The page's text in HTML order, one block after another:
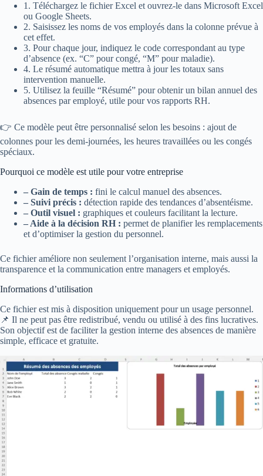
1. Téléchargez le fichier Excel et ouvrez-le dans Microsoft Excel
ou Google Sheets.
2. Saisissez les noms de vos employés dans la colonne prévue à
cet effet.
3. Pour chaque jour, indiquez le code correspondant au type
d’absence (ex. “C” pour congé, “M” pour maladie).
4. Le résumé automatique mettra à jour les totaux sans
intervention manuelle.
5. Utilisez la feuille “Résumé” pour obtenir un bilan annuel des
absences par employé, utile pour vos rapports RH.
👉 Ce modèle peut être personnalisé selon les besoins : ajout de
colonnes pour les demi-journées, les heures travaillées ou les congés
spéciaux.
Pourquoi ce modèle est utile pour votre entreprise
– Gain de temps : fini le calcul manuel des absences.
– Suivi précis : détection rapide des tendances d’absentéisme.
– Outil visuel : graphiques et couleurs facilitant la lecture.
– Aide à la décision RH : permet de planifier les remplacements
et d’optimiser la gestion du personnel.
Ce fichier améliore non seulement l’organisation interne, mais aussi la
transparence et la communication entre managers et employés.
Informations d’utilisation
Ce fichier est mis à disposition uniquement pour un usage personnel.
📌 Il ne peut pas être redistribué, vendu ou utilisé à des fins lucratives.
Son objectif est de faciliter la gestion interne des absences de manière
simple, efficace et gratuite.